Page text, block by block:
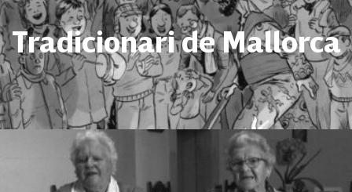
Tradicionari de Mallorca